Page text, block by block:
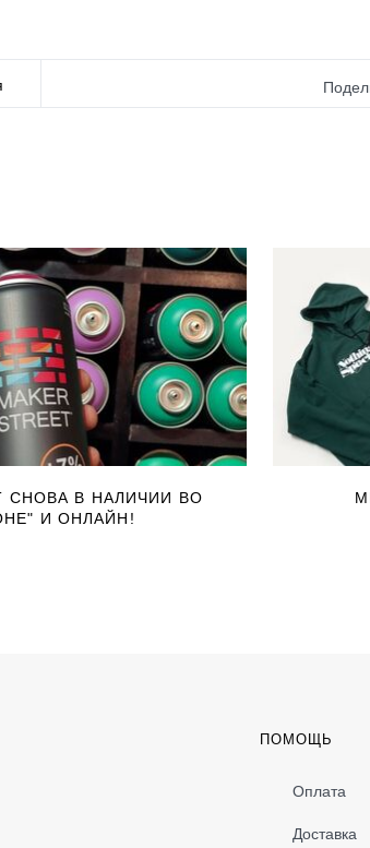
СНОВА В НАЛИЧИИ ВО
И ОНЛАЙН!
ПОМОЩЬ
Оплата
Доставка